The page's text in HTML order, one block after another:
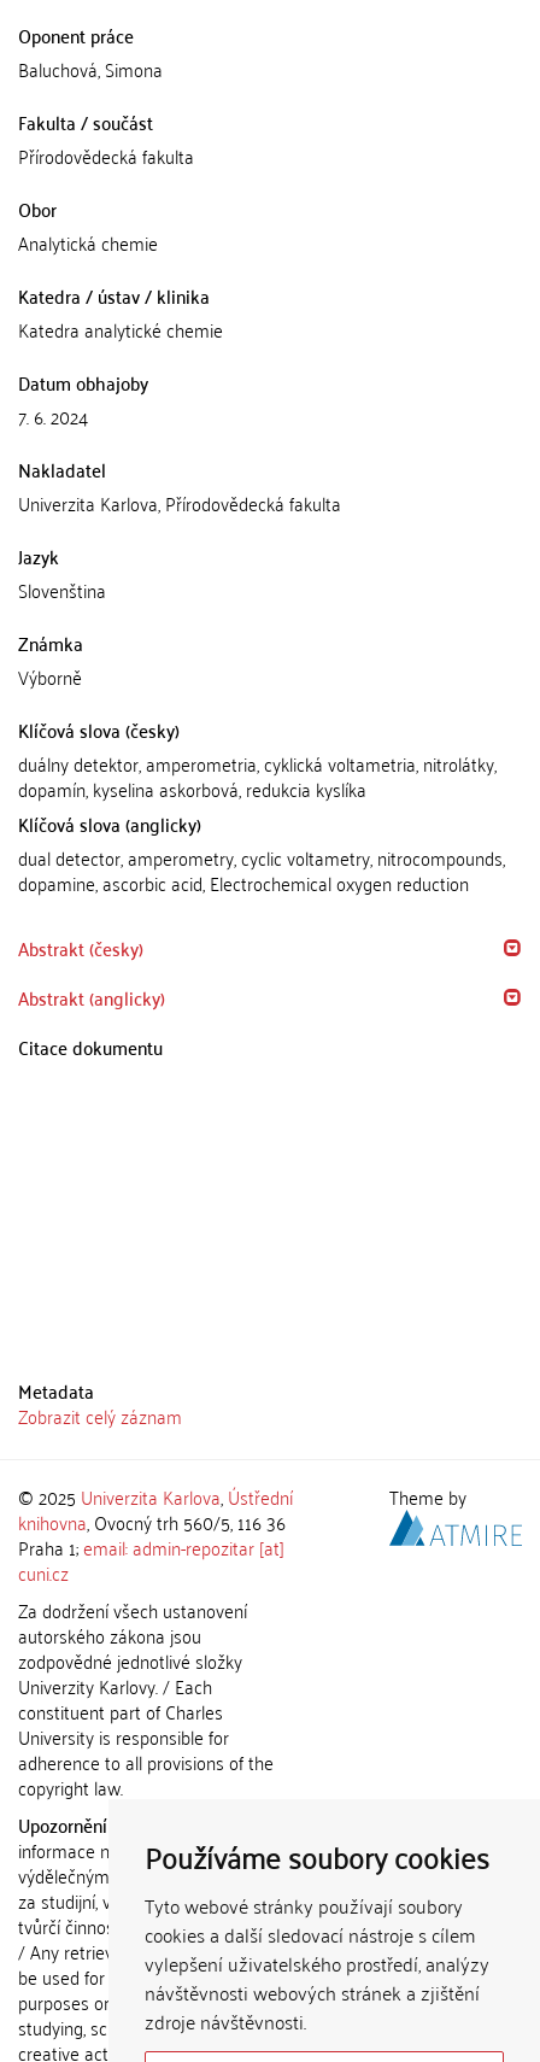
Používáme soubory cookies
Tyto webové stránky používají soubory
cookies a další sledovací nástroje s cílem
vylepšení uživatelského prostředí, analýzy
návštěvnosti webových stránek a zjištění
zdroje návštěvnosti.
Oponent práce
Baluchová, Simona
Fakulta / součást
Přírodovědecká fakulta
Obor
Analytická chemie
Katedra / ústav / klinika
Katedra analytické chemie
Datum obhajoby
7. 6. 2024
Nakladatel
Univerzita Karlova, Přírodovědecká fakulta
Jazyk
Slovenština
Známka
Výborně
Klíčová slova (česky)
duálny detektor, amperometria, cyklická voltametria, nitrolátky,
dopamín, kyselina askorbová, redukcia kyslíka
Klíčová slova (anglicky)
dual detector, amperometry, cyclic voltametry, nitrocompounds,
dopamine, ascorbic acid, Electrochemical oxygen reduction
Abstrakt (česky)
Abstrakt (anglicky)
Citace dokumentu
Metadata
Zobrazit celý záznam
© 2025 Univerzita Karlova,Ústřední
knihovna, Ovocný trh 560/5, 116 36
Praha 1;email: admin-repozitar [at]
cuni.cz
Za dodržení všech ustanovení
autorského zákona jsou
zodpovědné jednotlivé složky
Univerzity Karlovy. / Each
constituent part of Charles
University is responsible for
adherence to all provisions of the
copyright law.
Upozornění / Notice:
informace nemohou být použity k
výdělečným účelům nebo vydávány
za studijní, vědeckou nebo jinou
tvůrčí činnost jiné osoby než autora.
/ Any retrieved information shall not
be used for any commercial
purposes or claimed as results of
studying, scientific or any other
creative activities of any person
Theme by